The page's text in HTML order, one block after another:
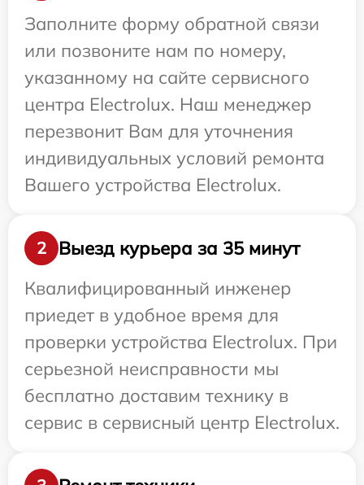
Заполните форму обратной связи
или позвоните нам по номеру,
указанному на сайте сервисного
центра Electrolux. Наш менеджер
перезвонит Вам для уточнения
индивидуальных условий ремонта
Вашего устройства Electrolux.
2
Выезд курьера за 35 минут
Квалифицированный инженер
приедет в удобное время для
проверки устройства Electrolux. При
серьезной неисправности мы
бесплатно доставим технику в
сервис в сервисный центр Electrolux.